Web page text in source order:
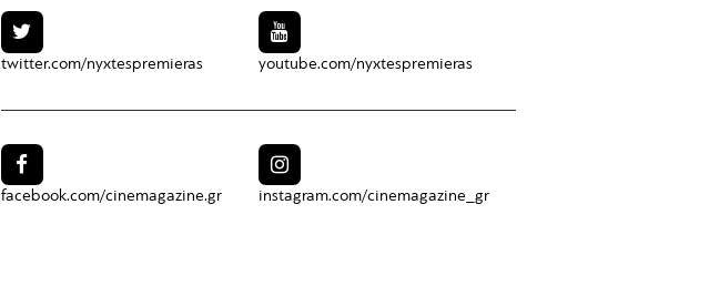
twitter.com/nyxtespremieras
facebook.com/cinemagazine.gr
youtube.com/nyxtespremieras
instagram.com/cinemagazine_gr